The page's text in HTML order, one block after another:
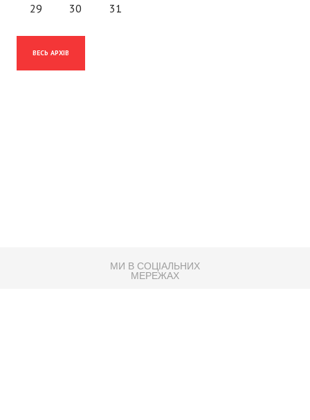
29 30 31
ВЕСЬ АРХІВ
МИ В СОЦІАЛЬНИХ
МЕРЕЖАХ